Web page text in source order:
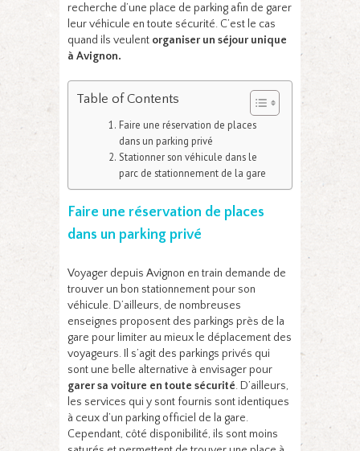
recherche d’une place de parking afin de garer
leur véhicule en toute sécurité. C’est le cas
quand ils veulent organiser un séjour unique
à Avignon.
Table of Contents
Faire une réservation de places
dans un parking privé
Stationner son véhicule dans le
parc de stationnement de la gare
Faire une réservation de places
dans un parking privé
Voyager depuis Avignon en train demande de
trouver un bon stationnement pour son
véhicule. D’ailleurs, de nombreuses
enseignes proposent des parkings près de la
gare pour limiter au mieux le déplacement des
voyageurs. Il s’agit des parkings privés qui
sont une belle alternative à envisager pour
garer sa voiture en toute sécurité. D’ailleurs,
les services qui y sont fournis sont identiques
à ceux d’un parking officiel de la gare.
Cependant, côté disponibilité, ils sont moins